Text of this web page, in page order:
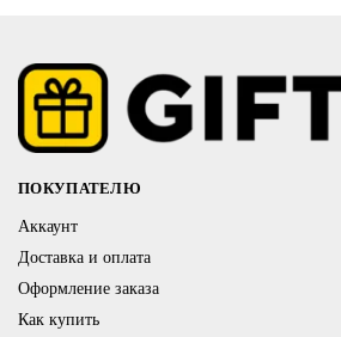
ПОКУПАТЕЛЮ
Аккаунт
Доставка и оплата
Оформление заказа
Как купить